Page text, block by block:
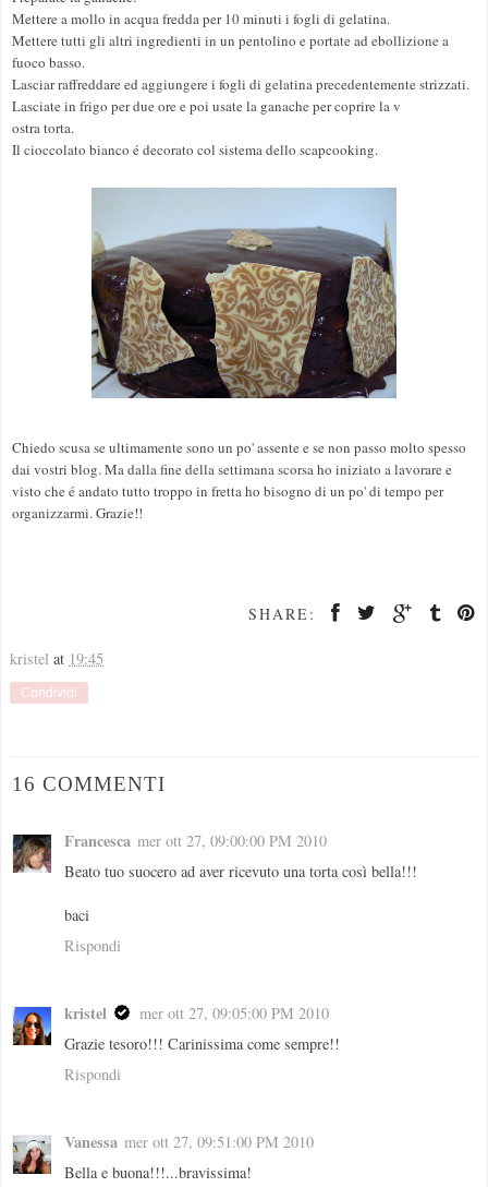
Mettere a mollo in acqua fredda per 10 minuti i fogli di gelatina.
Mettere tutti gli altri ingredienti in un pentolino e portate ad ebollizione a
fuoco basso.
Lasciar raffreddare ed aggiungere i fogli di gelatina precedentemente strizzati.
Lasciate in frigo per due ore e poi usate la ganache per coprire la v
ostra torta.
Il cioccolato bianco é decorato col sistema dello scapcooking.
Chiedo scusa se ultimamente sono un po' assente e se non passo molto spesso
dai vostri blog. Ma dalla fine della settimana scorsa ho iniziato a lavorare e
visto che é andato tutto troppo in fretta ho bisogno di un po' di tempo per
organizzarmi. Grazie!!
SHARE:
kristel at 19:45
Condividi
16 COMMENTI
Francesca mer ott 27, 09:00:00 PM 2010
Beato tuo suocero ad aver ricevuto una torta così bella!!!
baci
Rispondi
kristel
mer ott 27, 09:05:00 PM 2010
Grazie tesoro!!! Carinissima come sempre!!
Rispondi
Vanessa mer ott 27, 09:51:00 PM 2010
Bella e buona!!!...bravissima!